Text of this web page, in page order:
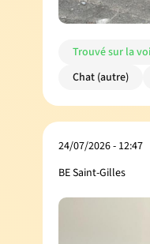
Trouvé sur la
Chat (autre)
24/07/2026 - 12:47
BE Saint-Gilles